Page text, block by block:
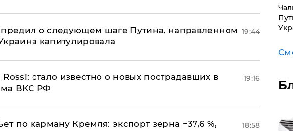
о следующем шаге Путина, направленном
капитулировала
19:44
стало известно о новых пострадавших в
ВКС РФ
19:16
по карману Кремля: экспорт зерна −37,6 %,
18:58